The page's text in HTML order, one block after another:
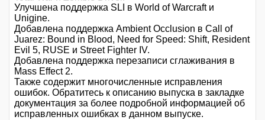
Улучшена поддержка SLI в World of Warcraft и
Unigine.
Добавлена поддержка Ambient Occlusion в Call of
Juarez: Bound in Blood, Need for Speed: Shift, Resident
Evil 5, RUSE и Street Fighter IV.
Добавлена поддержка перезаписи сглаживания в
Mass Effect 2.
Также содержит многочисленные исправления
ошибок. Обратитесь к описанию выпуска в закладке
документация за более подробной информацией об
исправленных ошибках в данном выпуске.